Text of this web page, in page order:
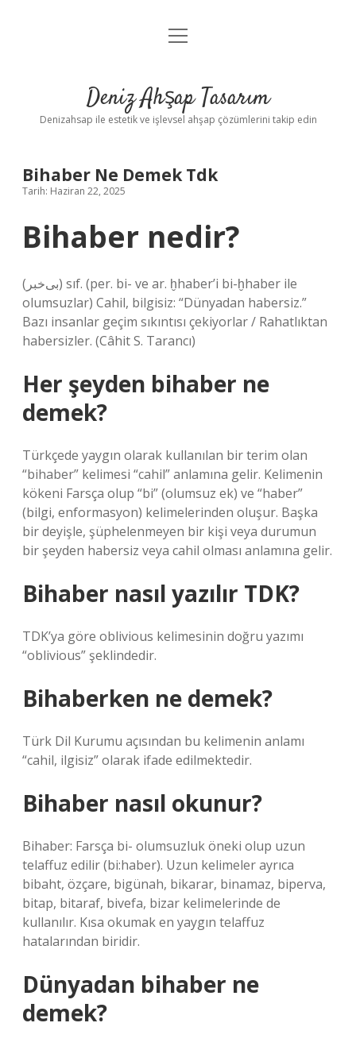
Anasayfa
Yasal Uyarı
menüyü
Deniz Ahşap Tasarım
Denizahsap ile estetik ve işlevsel ahşap çözümlerini takip edin
Bihaber Ne Demek Tdk
Tarih: Haziran 22, 2025
Bihaber nedir?
(ﺑﻰﺧﺒﺮ) sıf. (per. bі- ve ar. ḫhaber’i bі-ḫhaber ile
olumsuzlar) Cahil, bilgisiz: “Dünyadan habersiz.”
Bazı insanlar geçim sıkıntısı çekiyorlar / Rahatlıktan
habersizler. (Câhit S. Tarancı)
Her şeyden bihaber ne
demek?
Türkçede yaygın olarak kullanılan bir terim olan
“bihaber” kelimesi “cahil” anlamına gelir. Kelimenin
kökeni Farsça olup “bi” (olumsuz ek) ve “haber”
(bilgi, enformasyon) kelimelerinden oluşur. Başka
bir deyişle, şüphelenmeyen bir kişi veya durumun
bir şeyden habersiz veya cahil olması anlamına gelir.
Bihaber nasıl yazılır TDK?
TDK’ya göre oblivious kelimesinin doğru yazımı
“oblivious” şeklindedir.
Bihaberken ne demek?
Türk Dil Kurumu açısından bu kelimenin anlamı
“cahil, ilgisiz” olarak ifade edilmektedir.
Bihaber nasıl okunur?
Bihaber: Farsça bi- olumsuzluk öneki olup uzun
telaffuz edilir (bi:haber). Uzun kelimeler ayrıca
bibaht, özçare, bigünah, bikarar, binamaz, biperva,
bitap, bitaraf, bivefa, bizar kelimelerinde de
kullanılır. Kısa okumak en yaygın telaffuz
hatalarından biridir.
Dünyadan bihaber ne
demek?